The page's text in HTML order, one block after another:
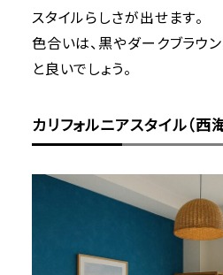
スタイルらしさが出せます。
色合いは、黒やダークブラウ
と良いでしょう。
カリフォルニアスタイル（西